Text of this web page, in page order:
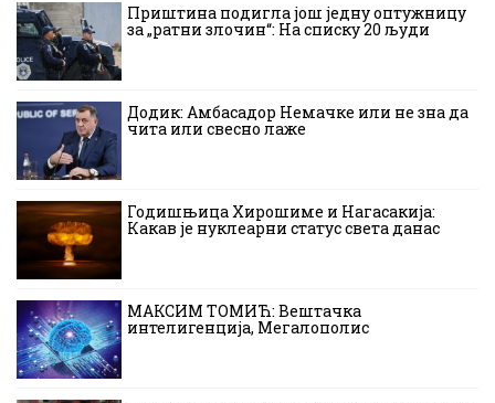
Приштина подигла још једну оптужницу
за „ратни злочин“: На списку 20 људи
Додик: Амбасадор Немачке или не зна да
чита или свесно лаже
Годишњица Хирошиме и Нагасакија:
Какав је нуклеарни статус света данас
МАКСИМ ТОМИЋ: Вештачка
интелигенција, Мегалополис